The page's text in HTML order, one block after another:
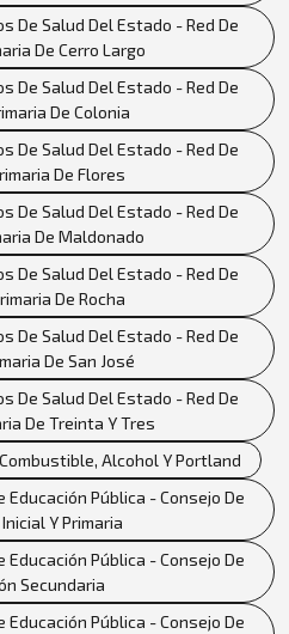
De Salud Del Estado - Red De
De Cerro Largo
De Salud Del Estado - Red De
De Colonia
De Salud Del Estado - Red De
De Flores
De Salud Del Estado - Red De
De Maldonado
De Salud Del Estado - Red De
De Rocha
De Salud Del Estado - Red De
De San José
De Salud Del Estado - Red De
De Treinta Y Tres
Alcohol Y Portland
Pública - Consejo De
Y Primaria
Pública - Consejo De
Secundaria
Pública - Consejo De